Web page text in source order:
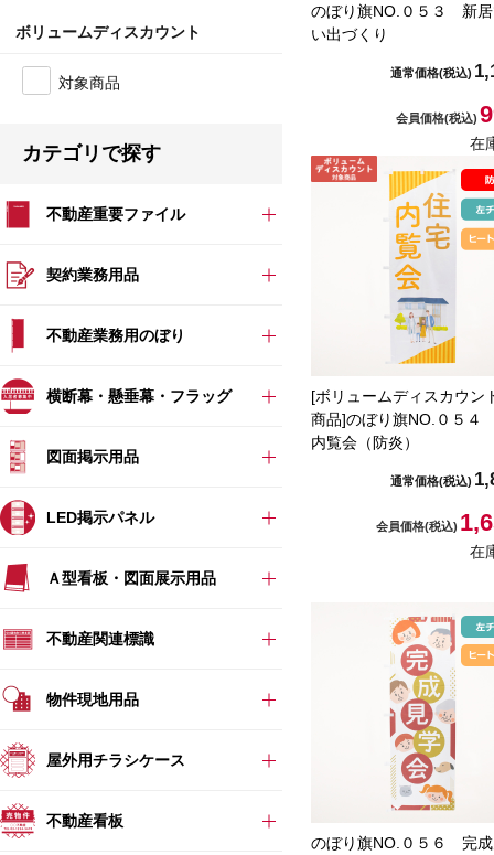
ボリュームディスカウント
対象商品
カテゴリで探す
不動産重要ファイル
契約業務用品
不動産業務用のぼり
横断幕・懸垂幕・フラッグ
図面掲示用品
LED掲示パネル
Ａ型看板・図面展示用品
不動産関連標識
物件現地用品
屋外用チラシケース
不動産看板
のぼり旗NO.０５３ 新
い出づくり
通常価格(税込)
会員価格(税込)
在
[ボリュームディスカウン
商品]のぼり旗NO.０５
内覧会（防炎）
通常価格(税込)
会員価格(税込)
在
のぼり旗NO.０５６ 完